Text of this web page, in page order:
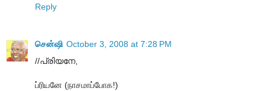
Reply
சென்ஷி October 3, 2008 at 7:28 PM
//പ്രിയനേ,
ப்ரியனே (நாசமாப்போக!)